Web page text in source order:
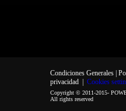
Condiciones Generales |
privacidad| Cookies
Copyright © 2011-2015-
All rights reserved